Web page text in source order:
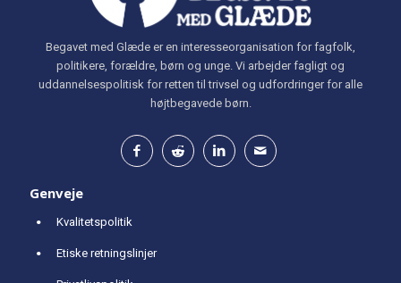
Begavet med Glæde er en interesseorganisation for fagfolk,
politikere, forældre, børn og unge. Vi arbejder fagligt og
uddannelsespolitisk for retten til trivsel og udfordringer for alle
højtbegavede børn.
Genveje
Kvalitetspolitik
Etiske retningslinjer